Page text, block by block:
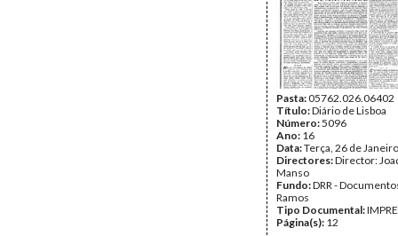
Pasta:05762.026.06402
Título:Diário de Lisboa
Número:5096
Ano: 16
Data:Terça, 26 de
Directores:Director:
Manso
Fundo:DRR -
Ramos
Tipo Documental:
Página(s): 12